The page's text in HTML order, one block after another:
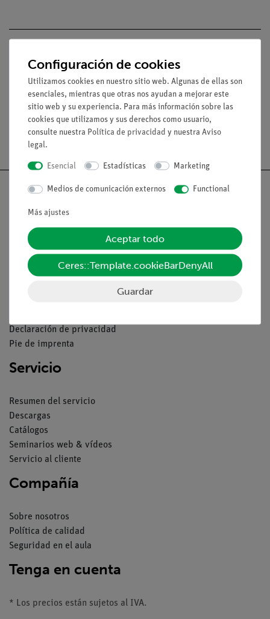
Medios / Descargas
Envío gratuito a partir de 300,- €.
Nach oben
Aviso lega
Declaración de privacidad
Pie de imprenta
Servicio
Resumen del servicio
Descargas
Catálogos
Seminarios web & vídeos
Servicio al cliente
Compañía
Sobre nosotros
Política de calidad
Seguridad en el aula
Tenga en cuenta
* Los precios están sujetos al IVA.
Configuración de cookies
Utilizamos cookies en nuestro sitio web. Algunas de ellas son
esenciales, mientras que otras nos ayudan a mejorar este
sitio web y su experiencia. Para más información sobre las
cookies que utilizamos y sus derechos como usuario,
consulte nuestra Política de privacidad y nuestra Aviso
legal.
Esencial Estadísticas Marketing
Medios de comunicación externos Functional
Más ajustes
Aceptar todo
Ceres::Template.cookieBarDenyAll
Guardar